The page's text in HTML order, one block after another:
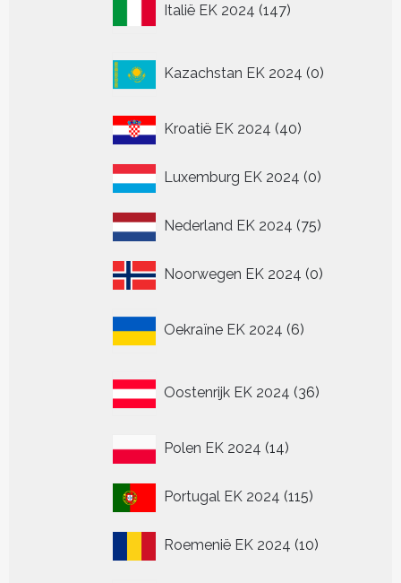
Italië EK 2024 147
producten
Kazachstan EK 2024 0
producten
Kroatië EK 2024 4040
Luxemburg EK 2024 00
Nederland EK 2024 7575
Noorwegen EK 2024 00
Oekraïne EK 2024 6
producten
Oostenrijk EK 2024 36
producten
Polen EK 2024 1414
Portugal EK 2024 115115
Roemenië EK 2024 1010